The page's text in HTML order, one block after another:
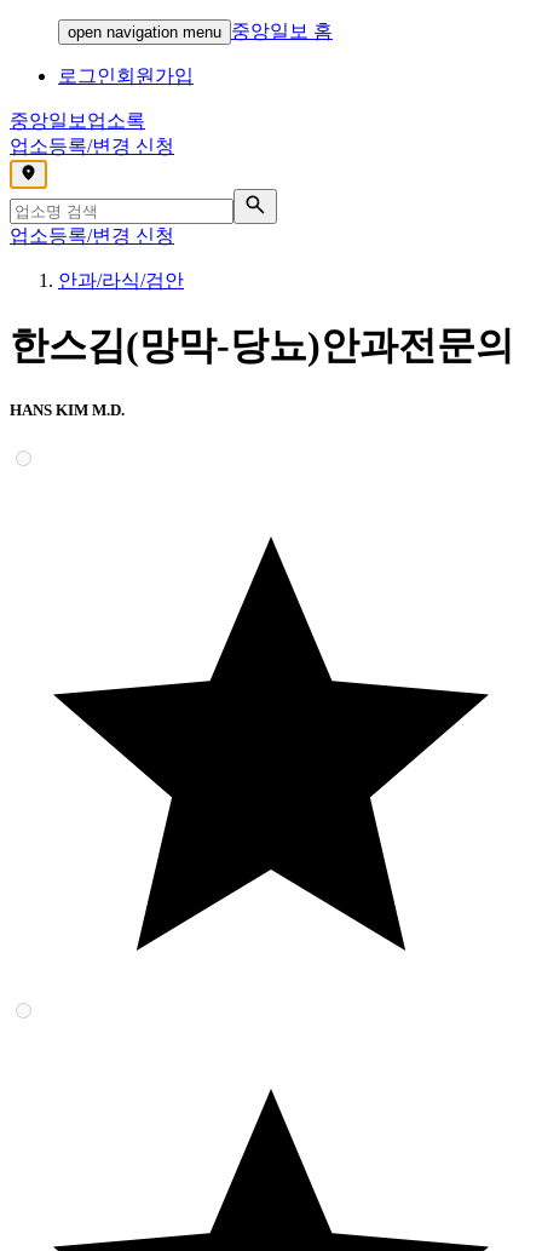
open navigation menu 중앙일보 홈
로그인회원가입
중앙일보 업소록
업소등록/변경 신청
,
업소등록/변경 신청
안과/라식/검안
한스김(망막-당뇨)안과전문의
HANS KIM M.D.